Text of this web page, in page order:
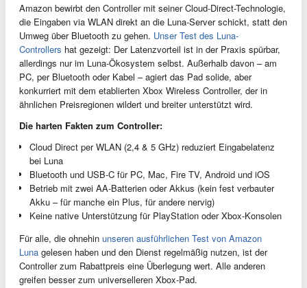
Amazon bewirbt den Controller mit seiner Cloud-Direct-Technologie,
die Eingaben via WLAN direkt an die Luna-Server schickt, statt den
Umweg über Bluetooth zu gehen. Unser Test des Luna-
Controllers hat gezeigt: Der Latenzvorteil ist in der Praxis spürbar,
allerdings nur im Luna-Ökosystem selbst. Außerhalb davon – am
PC, per Bluetooth oder Kabel – agiert das Pad solide, aber
konkurriert mit dem etablierten Xbox Wireless Controller, der in
ähnlichen Preisregionen wildert und breiter unterstützt wird.
Die harten Fakten zum Controller:
Cloud Direct per WLAN (2,4 & 5 GHz) reduziert Eingabelatenz
bei Luna
Bluetooth und USB-C für PC, Mac, Fire TV, Android und iOS
Betrieb mit zwei AA-Batterien oder Akkus (kein fest verbauter
Akku – für manche ein Plus, für andere nervig)
Keine native Unterstützung für PlayStation oder Xbox-Konsolen
Für alle, die ohnehin unseren ausführlichen Test von Amazon
Luna gelesen haben und den Dienst regelmäßig nutzen, ist der
Controller zum Rabattpreis eine Überlegung wert. Alle anderen
greifen besser zum universelleren Xbox-Pad.